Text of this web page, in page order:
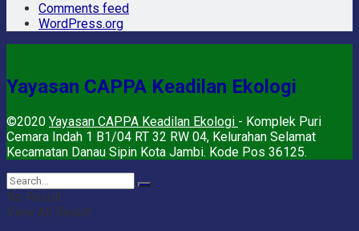
Comments feed
WordPress.org
Yayasan CAPPA Keadilan Ekologi
©2020 Yayasan CAPPA Keadilan Ekologi - Komplek Puri
Cemara Indah 1 B1/04 RT 32 RW 04, Kelurahan Selamat
Kecamatan Danau Sipin Kota Jambi. Kode Pos 36125.
No Result
View All Result